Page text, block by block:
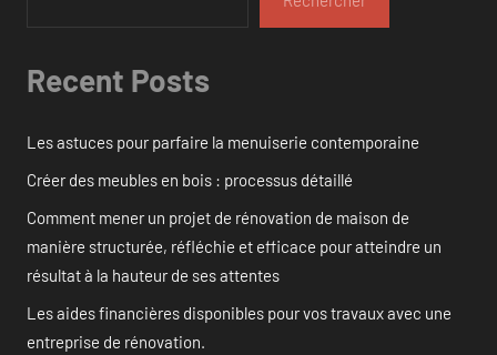
Recent Posts
Les astuces pour parfaire la menuiserie contemporaine
Créer des meubles en bois : processus détaillé
Comment mener un projet de rénovation de maison de
manière structurée, réfléchie et efficace pour atteindre un
résultat à la hauteur de ses attentes
Les aides financières disponibles pour vos travaux avec une
entreprise de rénovation.